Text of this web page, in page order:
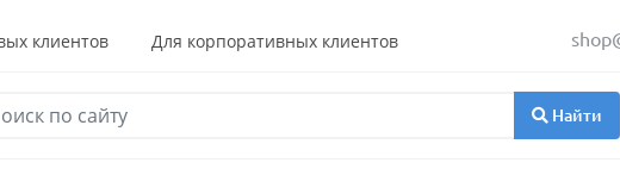
клиентов Для корпоративных клиентов
Найти